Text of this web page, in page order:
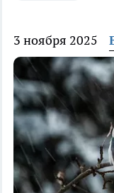
3 ноября 2025